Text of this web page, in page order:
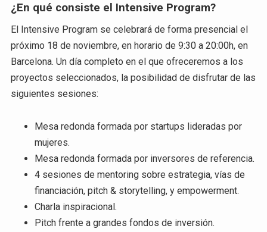
¿En qué consiste el Intensive Program?
El Intensive Program se celebrará de forma presencial el
próximo 18 de noviembre, en horario de 9:30 a 20:00h, en
Barcelona. Un día completo en el que ofreceremos a los
proyectos seleccionados, la posibilidad de disfrutar de las
siguientes sesiones:
Mesa redonda formada por startups lideradas por
mujeres.
Mesa redonda formada por inversores de referencia.
4 sesiones de mentoring sobre estrategia, vías de
financiación, pitch & storytelling, y empowerment.
Charla inspiracional.
Pitch frente a grandes fondos de inversión.